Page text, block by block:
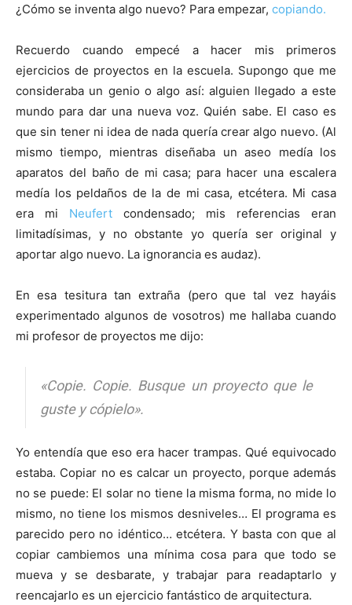
¿Cómo se inventa algo nuevo? Para empezar, copiando.
Recuerdo cuando empecé a hacer mis primeros
ejercicios de proyectos en la escuela. Supongo que me
consideraba un genio o algo así: alguien llegado a este
mundo para dar una nueva voz. Quién sabe. El caso es
que sin tener ni idea de nada quería crear algo nuevo. (Al
mismo tiempo, mientras diseñaba un aseo medía los
aparatos del baño de mi casa; para hacer una escalera
medía los peldaños de la de mi casa, etcétera. Mi casa
era mi Neufert condensado; mis referencias eran
limitadísimas, y no obstante yo quería ser original y
aportar algo nuevo. La ignorancia es audaz).
En esa tesitura tan extraña (pero que tal vez hayáis
experimentado algunos de vosotros) me hallaba cuando
mi profesor de proyectos me dijo:
«Copie. Copie. Busque un proyecto que le
guste y cópielo».
Yo entendía que eso era hacer trampas. Qué equivocado
estaba. Copiar no es calcar un proyecto, porque además
no se puede: El solar no tiene la misma forma, no mide lo
mismo, no tiene los mismos desniveles… El programa es
parecido pero no idéntico… etcétera. Y basta con que al
copiar cambiemos una mínima cosa para que todo se
mueva y se desbarate, y trabajar para readaptarlo y
reencajarlo es un ejercicio fantástico de arquitectura.